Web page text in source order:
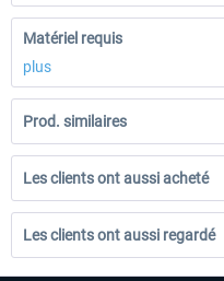
Matériel requis
plus
Prod. similaires
Les clients ont aussi acheté
Les clients ont aussi regardé